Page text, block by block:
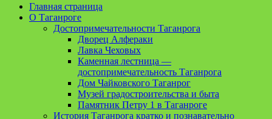
Основное
меню
Главная страница
О Таганроге
Достопримечательности Таганрога
Дворец Алфераки
Лавка Чеховых
Каменная лестница —
достопримечательность Таганрога
Дом Чайковского Таганрог
Музей градостроительства и быта
Памятник Петру 1 в Таганроге
История Таганрога кратко и познавательно